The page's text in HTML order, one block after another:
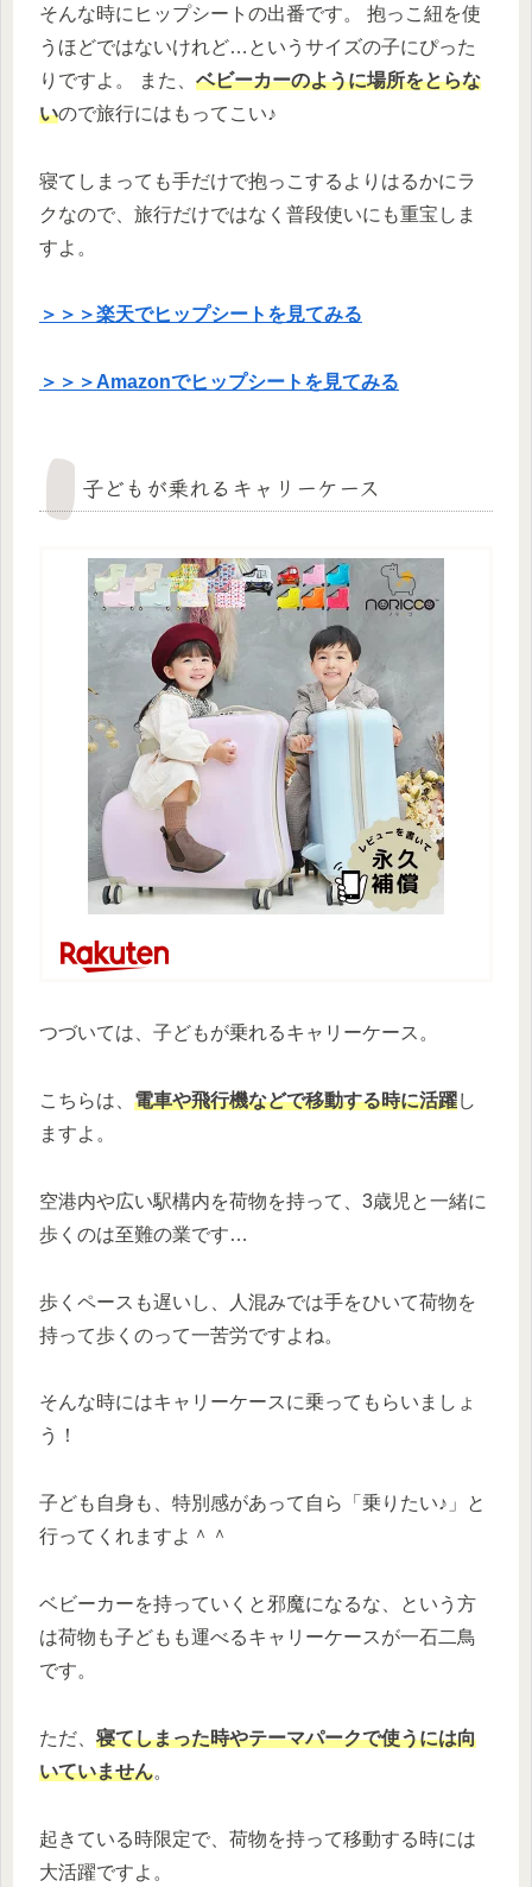
そんな時にヒップシートの出番です。 抱っこ紐を使
うほどではないけれど…というサイズの子にぴった
りですよ。 また、 ベビーカーのように場所をとらな
いので旅行にはもってこい♪
寝てしまっても手だけで抱っこするよりはるかにラ
クなので、旅行だけではなく普段使いにも重宝しま
すよ。
＞＞＞楽天でヒップシートを見てみる
＞＞＞Amazonでヒップシートを見てみる
子どもが乗れるキャリーケース
つづいては、子どもが乗れるキャリーケース。
こちらは、 電車や飛行機などで移動する時に活躍し
ますよ。
空港内や広い駅構内を荷物を持って、3歳児と一緒に
歩くのは至難の業です…
歩くペースも遅いし、人混みでは手をひいて荷物を
持って歩くのって一苦労ですよね。
そんな時にはキャリーケースに乗ってもらいましょ
う！
子ども自身も、特別感があって自ら「乗りたい♪」と
行ってくれますよ＾＾
ベビーカーを持っていくと邪魔になるな、という方
は荷物も子どもも運べるキャリーケースが一石二鳥
です。
ただ、 寝てしまった時やテーマパークで使うには向
いていません。
起きている時限定で、荷物を持って移動する時には
大活躍ですよ。